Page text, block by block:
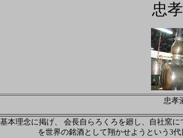
忠孝
忠孝
本理念に掲げ、 会長自らろくろを廻し、自社
を世界の銘酒として翔かせようという3